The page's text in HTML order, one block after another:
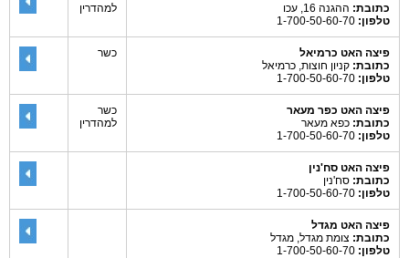
כתובת: ההגנה 16, עכו
טלפון:
למהדרין
פיצה האט כרמיאל
כתובת: קניון חוצות, כרמיאל
טלפון:
כשר
פיצה האט כפר מעאר
כתובת: כפא מעאר
טלפון:
כשר
למהדרין
פיצה האט סח'נין
כתובת: סח'נין
טלפון:
פיצה האט מגדל
כתובת: צומת מגדל, מגדל
טלפון: